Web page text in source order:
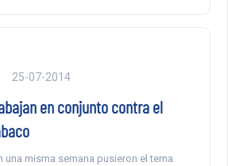
25-07-2014
en conjunto contra el
una misma semana pusieron el tema